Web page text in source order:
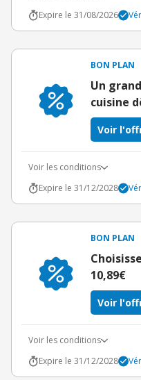
Expire le 31/08/2026
BON PLAN
Un
cuisine
Voir
Voir les conditions
Expire le 31/12/2028
BON PLAN
10,89€
Voir
Voir les conditions
Expire le 31/12/2028